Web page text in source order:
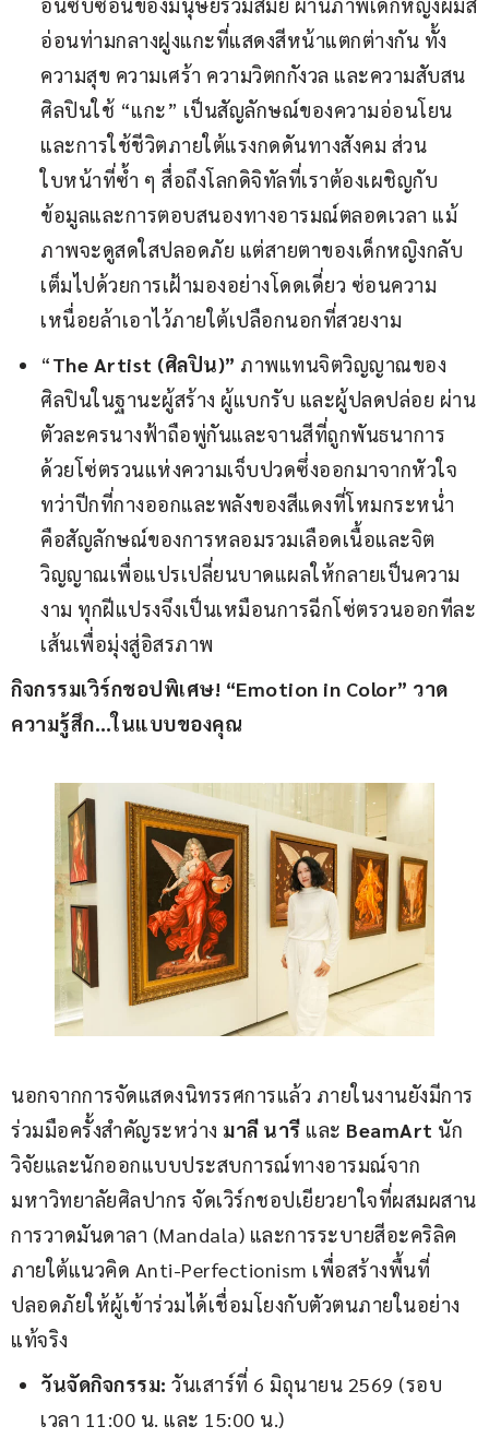
อันซับซ้อนของมนุษย์ร่วมสมัย ผ่านภาพเด็กหญิงผมสี
อ่อนท่ามกลางฝูงแกะที่แสดงสีหน้าแตกต่างกัน ทั้ง
ความสุข ความเศร้า ความวิตกกังวล และความสับสน
ศิลปินใช้ “แกะ” เป็นสัญลักษณ์ของความอ่อนโยน
และการใช้ชีวิตภายใต้แรงกดดันทางสังคม ส่วน
ใบหน้าที่ซ้ำ ๆ สื่อถึงโลกดิจิทัลที่เราต้องเผชิญกับ
ข้อมูลและการตอบสนองทางอารมณ์ตลอดเวลา แม้
ภาพจะดูสดใสปลอดภัย แต่สายตาของเด็กหญิงกลับ
เต็มไปด้วยการเฝ้ามองอย่างโดดเดี่ยว ซ่อนความ
เหนื่อยล้าเอาไว้ภายใต้เปลือกนอกที่สวยงาม
“The Artist (ศิลปิน)” ภาพแทนจิตวิญญาณของ
ศิลปินในฐานะผู้สร้าง ผู้แบกรับ และผู้ปลดปล่อย ผ่าน
ตัวละครนางฟ้าถือพู่กันและจานสีที่ถูกพันธนาการ
ด้วยโซ่ตรวนแห่งความเจ็บปวดซึ่งออกมาจากหัวใจ
ทว่าปีกที่กางออกและพลังของสีแดงที่โหมกระหน่ำ
คือสัญลักษณ์ของการหลอมรวมเลือดเนื้อและจิต
วิญญาณเพื่อแปรเปลี่ยนบาดแผลให้กลายเป็นความ
งาม ทุกฝีแปรงจึงเป็นเหมือนการฉีกโซ่ตรวนออกทีละ
เส้นเพื่อมุ่งสู่อิสรภาพ
กิจกรรมเวิร์กชอปพิเศษ! “Emotion in Color” วาด
ความรู้สึก…ในแบบของคุณ
นอกจากการจัดแสดงนิทรรศการแล้ว ภายในงานยังมีการ
ร่วมมือครั้งสำคัญระหว่าง มาลี นารี และ BeamArt นัก
วิจัยและนักออกแบบประสบการณ์ทางอารมณ์จาก
มหาวิทยาลัยศิลปากร จัดเวิร์กชอปเยียวยาใจที่ผสมผสาน
การวาดมันดาลา (Mandala) และการระบายสีอะคริลิค
ภายใต้แนวคิด Anti-Perfectionism เพื่อสร้างพื้นที่
ปลอดภัยให้ผู้เข้าร่วมได้เชื่อมโยงกับตัวตนภายในอย่าง
แท้จริง
วันจัดกิจกรรม: วันเสาร์ที่ 6 มิถุนายน 2569 (รอบ
เวลา 11:00 น. และ 15:00 น.)